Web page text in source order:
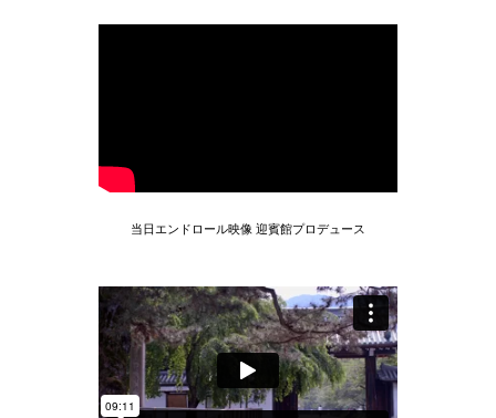
当日エンドロール映像 迎賓館プロデュース